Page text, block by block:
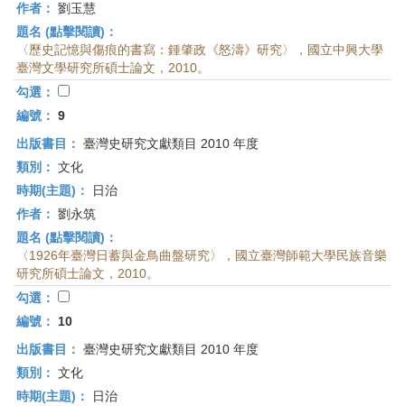
作者： 劉玉慧
題名 (點擊閱讀)：
〈歷史記憶與傷痕的書寫：鍾肇政《怒濤》研究〉，國立中興大學
臺灣文學研究所碩士論文，2010。
勾選：
編號： 9
出版書目： 臺灣史研究文獻類目 2010 年度
類別： 文化
時期(主題)：
日治
作者： 劉永筑
題名 (點擊閱讀)：
〈1926年臺灣日蓄與金鳥曲盤研究〉，國立臺灣師範大學民族音樂
研究所碩士論文，2010。
勾選：
編號：
10
出版書目： 臺灣史研究文獻類目 2010 年度
類別： 文化
時期(主題)：
日治